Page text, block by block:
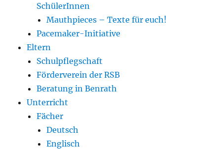
SchülerInnen
Mauthpieces – Texte für euch!
Pacemaker-Initiative
Eltern
Schulpflegschaft
Förderverein der RSB
Beratung in Benrath
Unterricht
Fächer
Deutsch
Englisch